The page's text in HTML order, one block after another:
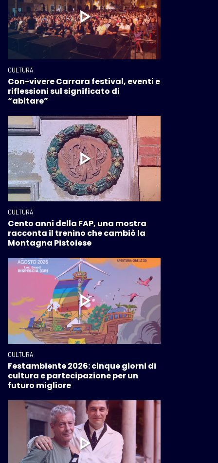
CULTURA
Con-vivere Carrara festival, eventi e
riflessioni sul significato di
“abitare”
CULTURA
Cento anni della FAP, una mostra
racconta il trenino che cambiò la
Montagna Pistoiese
CULTURA
Festambiente 2026: cinque giorni di
cultura e partecipazione per un
futuro migliore